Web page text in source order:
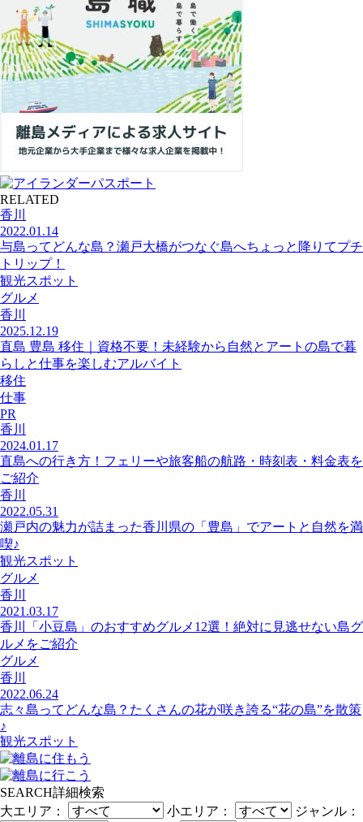
RELATED
香川
2022.01.14
与島ってどんな島？瀬戸大橋がつなぐ島へちょっと降りてプチ
トリップ！
観光スポット
グルメ
香川
2025.12.19
直島 豊島 移住｜資格不要！未経験から自然とアートの島で暮
らしと仕事を楽しむアルバイト
移住
仕事
PR
香川
2024.01.17
直島への行き方！フェリーや旅客船の航路・時刻表・料金表を
ご紹介
香川
2022.05.31
瀬戸内の魅力が詰まった香川県の「豊島」でアートと自然を満
喫♪
観光スポット
グルメ
香川
2021.03.17
香川「小豆島」のおすすめグルメ12選！絶対に見逃せない島グ
ルメをご紹介
グルメ
香川
2022.06.24
志々島ってどんな島？たくさんの花が咲き誇る“花の島”を散策
♪
観光スポット
SEARCH詳細検索
大エリア：
小エリア：
ジャンル：